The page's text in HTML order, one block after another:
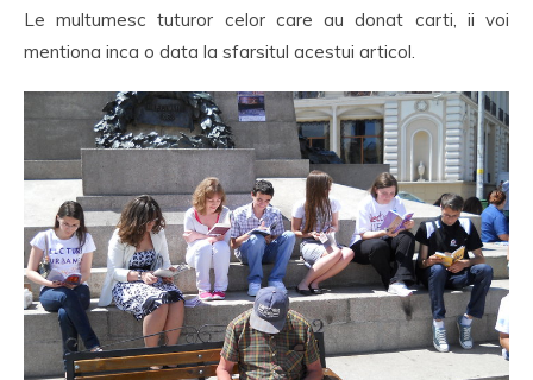
Le multumesc tuturor celor care au donat carti, ii voi
mentiona inca o data la sfarsitul acestui articol.